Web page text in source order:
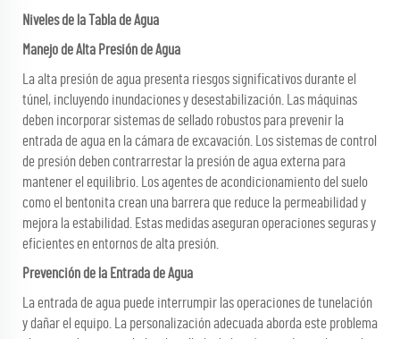
Niveles de la Tabla de Agua
Manejo de Alta Presión de Agua
La alta presión de agua presenta riesgos significativos durante el
túnel, incluyendo inundaciones y desestabilización. Las máquinas
deben incorporar sistemas de sellado robustos para prevenir la
entrada de agua en la cámara de excavación. Los sistemas de control
de presión deben contrarrestar la presión de agua externa para
mantener el equilibrio. Los agentes de acondicionamiento del suelo
como el bentonita crean una barrera que reduce la permeabilidad y
mejora la estabilidad. Estas medidas aseguran operaciones seguras y
eficientes en entornos de alta presión.
Prevención de la Entrada de Agua
La entrada de agua puede interrumpir las operaciones de tunelación
y dañar el equipo. La personalización adecuada aborda este problema